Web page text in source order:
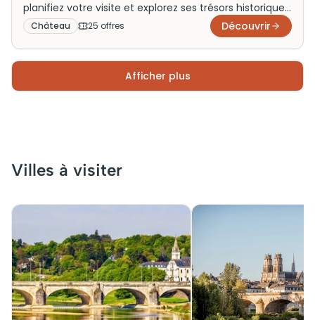
planifiez votre visite et explorez ses trésors historiques.
Horaires et infos disponibles ici !
Château 25 offres Découvrir
Afficher plus
Villes à visiter